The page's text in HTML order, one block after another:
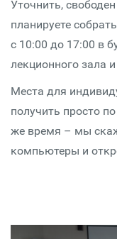
Уточнить,
планируете
с 10:00 до 17:00 в
лекционного зала и
Места для
получить просто
же время – мы
компьютеры и